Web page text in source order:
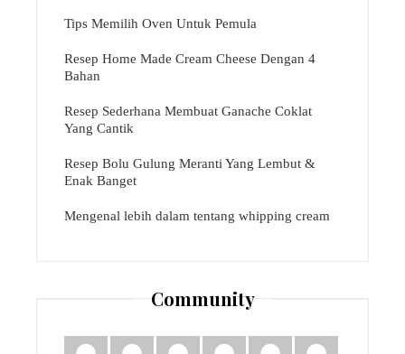
Tips Memilih Oven Untuk Pemula
Resep Home Made Cream Cheese Dengan 4
Bahan
Resep Sederhana Membuat Ganache Coklat
Yang Cantik
Resep Bolu Gulung Meranti Yang Lembut &
Enak Banget
Mengenal lebih dalam tentang whipping cream
Community